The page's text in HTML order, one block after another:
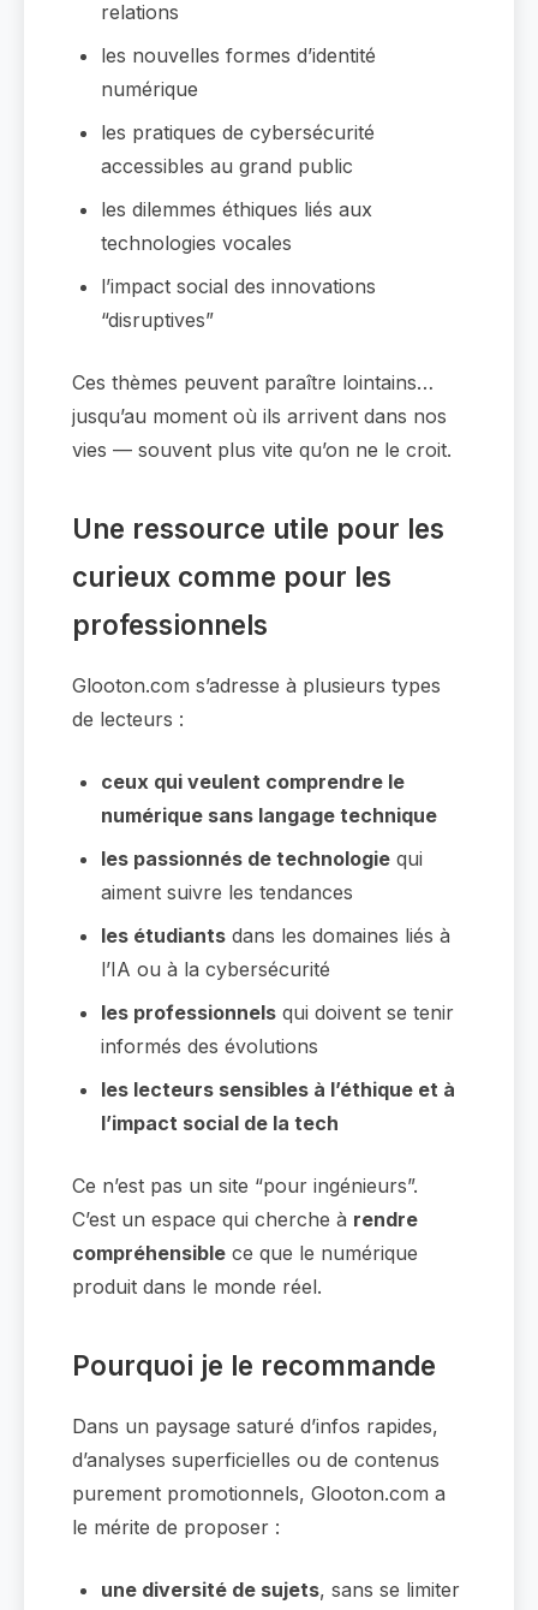
relations
les nouvelles formes d’identité
numérique
les pratiques de cybersécurité
accessibles au grand public
les dilemmes éthiques liés aux
technologies vocales
l’impact social des innovations
“disruptives”
Ces thèmes peuvent paraître lointains…
jusqu’au moment où ils arrivent dans nos
vies — souvent plus vite qu’on ne le croit.
Une ressource utile pour les
curieux comme pour les
professionnels
Glooton.com s’adresse à plusieurs types
de lecteurs :
ceux qui veulent comprendre le
numérique sans langage technique
les passionnés de technologie qui
aiment suivre les tendances
les étudiants dans les domaines liés à
l’IA ou à la cybersécurité
les professionnels qui doivent se tenir
informés des évolutions
les lecteurs sensibles à l’éthique et à
l’impact social de la tech
Ce n’est pas un site “pour ingénieurs”.
C’est un espace qui cherche à rendre
compréhensible ce que le numérique
produit dans le monde réel.
Pourquoi je le recommande
Dans un paysage saturé d’infos rapides,
d’analyses superficielles ou de contenus
purement promotionnels, Glooton.com a
le mérite de proposer :
une diversité de sujets, sans se limiter